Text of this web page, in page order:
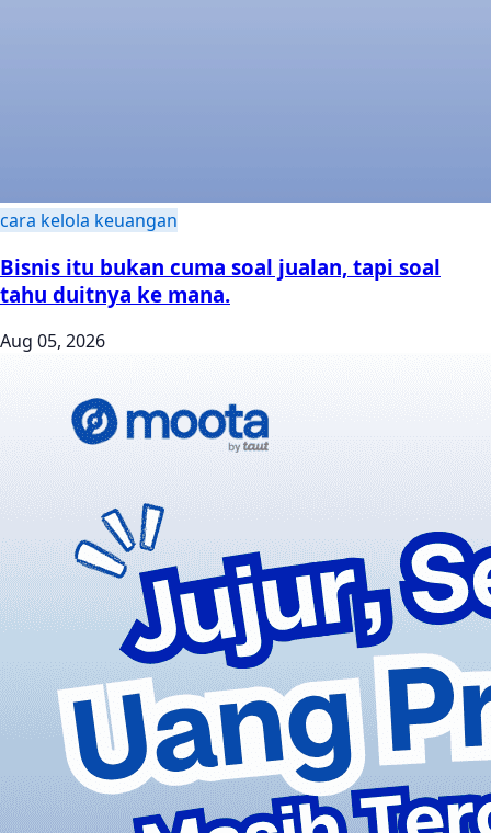
cara kelola keuangan
Bisnis itu bukan cuma soal jualan, tapi soal
tahu duitnya ke mana.
Aug 05, 2026